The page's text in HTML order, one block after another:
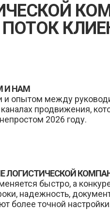
И НАМ
и опытом между
продвижения,
2026 году.
ЛОГИСТИЧЕСКОЙ
быстро, а
надежность,
более точной